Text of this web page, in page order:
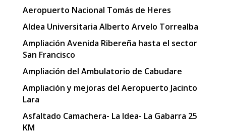
Aeropuerto Nacional Tomás de Heres
Aldea Universitaria Alberto Arvelo Torrealba
Ampliación Avenida Ribereña hasta el sector
San Francisco
Ampliación del Ambulatorio de Cabudare
Ampliación y mejoras del Aeropuerto Jacinto
Lara
Asfaltado Camachera- La Idea- La Gabarra 25
KM